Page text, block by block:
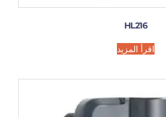
HL216
اقرأ المزيد